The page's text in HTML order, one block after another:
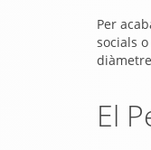
Per
socials
El